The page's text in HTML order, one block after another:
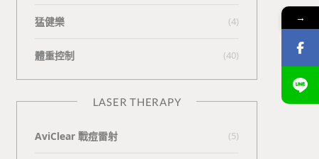
猛健樂 (4)
體重控制 (40)
LASER THERAPY
AviClear 戰痘雷射 (5)
→